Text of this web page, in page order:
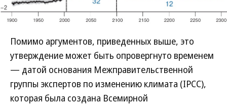
Помимо аргументов, приведенных выше, это
утверждение может быть опровергнуто временем
— датой основания Межправительственной
группы экспертов по изменению климата (IPCC),
которая была создана Всемирной